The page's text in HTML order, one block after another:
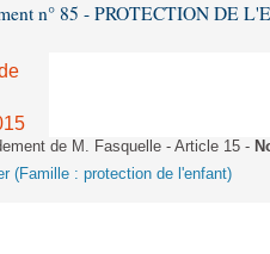
n° 85 - PROTECTION DE
de M. Fasquelle - Article 15 -
(Famille : protection de l'enfant)